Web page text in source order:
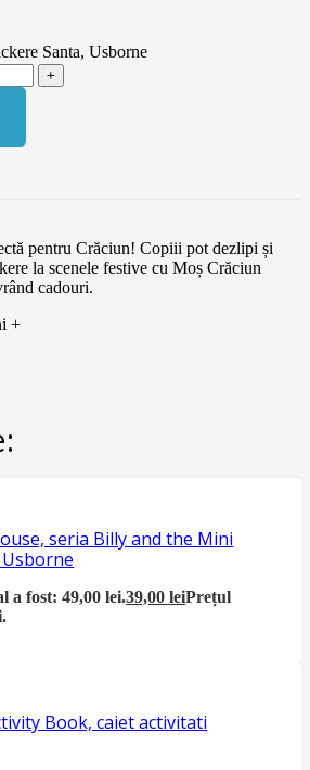
Santa, Usborne
pentru Crăciun! Copiii pot dezlipi și
la scenele festive cu Moș Crăciun
cadouri.
+
seria Billy and the Mini
a fost: 49,00 lei.39,00leiPrețul
Book, caiet activitati